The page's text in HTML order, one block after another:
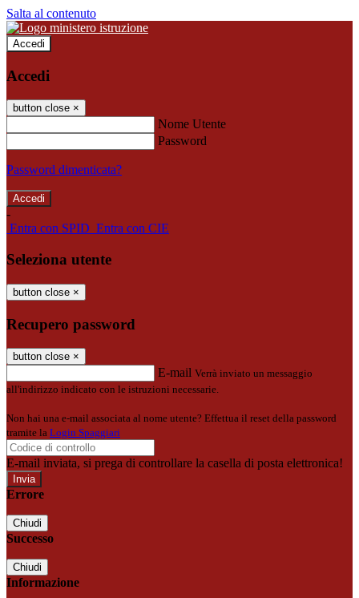
Salta al contenuto
Accedi
Accedi
button close ×
Nome Utente
Password
Password dimenticata?
-
Entra con SPID Entra con CIE
Seleziona utente
button close ×
Recupero password
button close ×
E-mail Verrà inviato un messaggio
all'indirizzo indicato con le istruzioni necessarie.
Non hai una e-mail associata al nome utente? Effettua il reset della password
tramite la Login Spaggiari
E-mail inviata, si prega di controllare la casella di posta elettronica!
Errore
Chiudi
Successo
Chiudi
Informazione